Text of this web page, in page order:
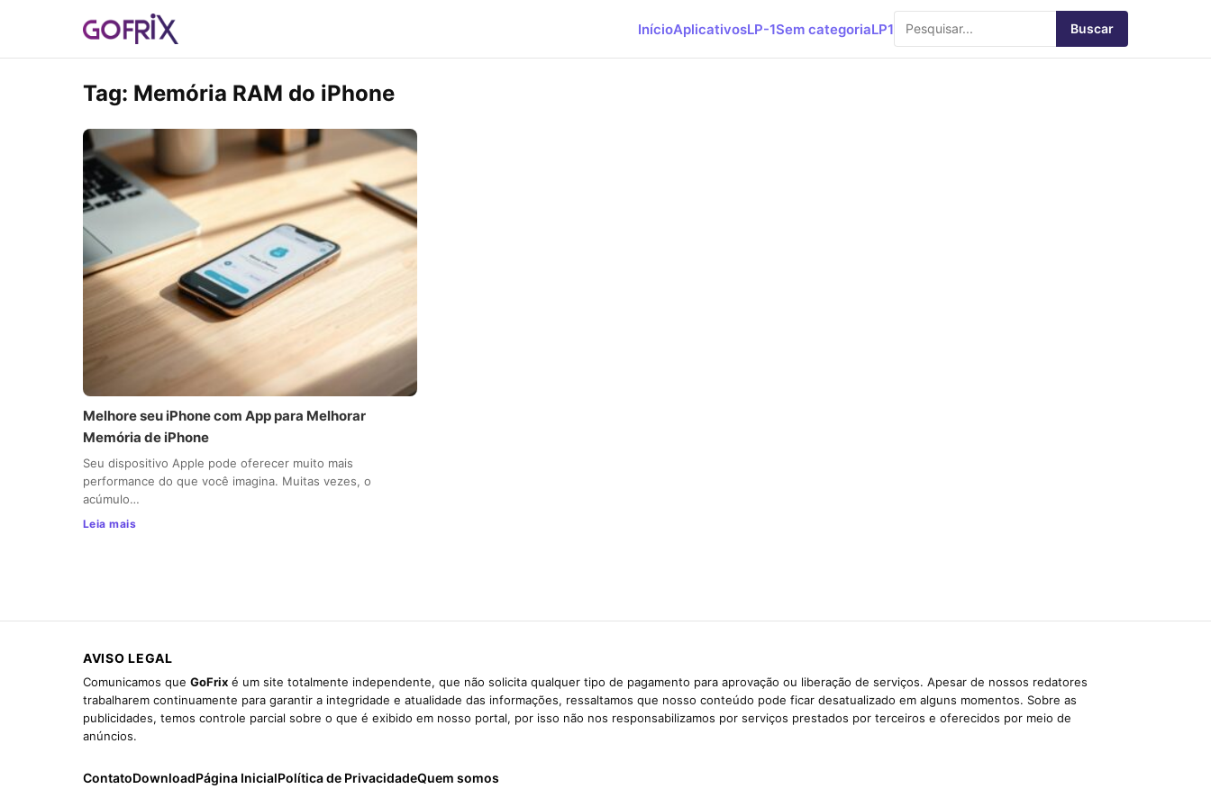
InícioAplicativosLP-1Sem categoriaLP1 Buscar
Tag: Memória RAM do iPhone
Melhore seu iPhone com App para Melhorar
Memória de iPhone
Seu dispositivo Apple pode oferecer muito mais
performance do que você imagina. Muitas vezes, o
acúmulo…
Leia mais
AVISO LEGAL
Comunicamos que GoFrix é um site totalmente independente, que não solicita qualquer tipo de pagamento para aprovação ou liberação de serviços. Apesar de nossos redatores
trabalharem continuamente para garantir a integridade e atualidade das informações, ressaltamos que nosso conteúdo pode ficar desatualizado em alguns momentos. Sobre as
publicidades, temos controle parcial sobre o que é exibido em nosso portal, por isso não nos responsabilizamos por serviços prestados por terceiros e oferecidos por meio de
anúncios.
ContatoDownloadPágina InicialPolítica de PrivacidadeQuem somos